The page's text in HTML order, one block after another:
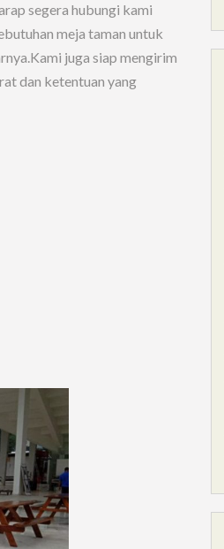
segera hubungi kami
meja taman untuk
juga siap mengirim
dan ketentuan yang